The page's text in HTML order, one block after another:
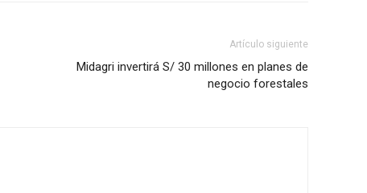
Artículo siguiente
Midagri invertirá S/ 30 millones en planes de
negocio forestales